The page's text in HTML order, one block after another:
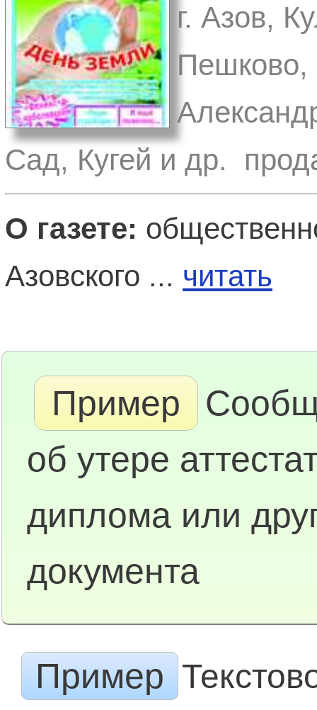
г. Азов,
Пешково,
Сад, Кугей и др.
О газете:
Азовского ... читать
Пример
об утере
диплома или
документа
Пример